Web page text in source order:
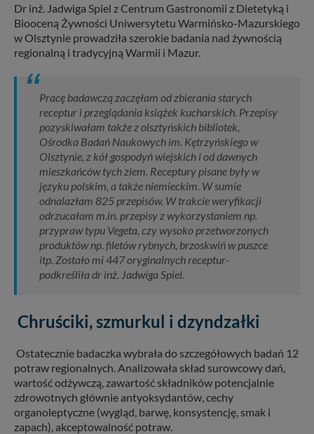
Dr inż. Jadwiga Spiel z Centrum Gastronomii z Dietetyką i
Biooceną Żywności Uniwersytetu Warmińsko-Mazurskiego
w Olsztynie prowadziła szerokie badania nad żywnością
regionalną i tradycyjną Warmii i Mazur.
Pracę badawczą zaczęłam od zbierania starych
receptur i przeglądania książek kucharskich. Przepisy
pozyskiwałam także z olsztyńskich bibliotek,
Ośrodka Badań Naukowych im. Kętrzyńskiego w
Olsztynie, z kół gospodyń wiejskich i od dawnych
mieszkańców tych ziem. Receptury pisane były w
języku polskim, a także niemieckim. W sumie
odnalazłam 825 przepisów. W trakcie weryfikacji
odrzucałam m.in. przepisy z wykorzystaniem np.
przypraw typu Vegeta, czy wysoko przetworzonych
produktów np. filetów rybnych, brzoskwiń w puszce
itp. Zostało mi 447 oryginalnych receptur-
podkreśliła dr inż. Jadwiga Spiel.
Chruściki, szmurkul i dzyndzałki
Ostatecznie badaczka wybrała do szczegółowych badań 12
potraw regionalnych. Analizowała skład surowcowy dań,
wartość odżywczą, zawartość składników potencjalnie
zdrowotnych głównie antyoksydantów, cechy
organoleptyczne (wygląd, barwę, konsystencję, smak i
zapach), akceptowalność potraw.